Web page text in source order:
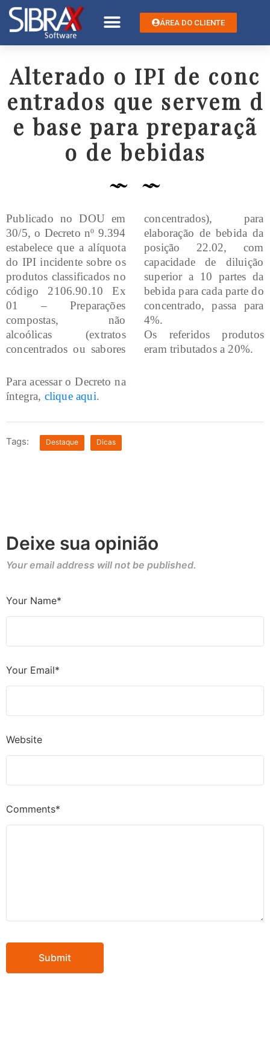
ÁREA DO CLIENTE
Alterado o IPI de conc
entrados que servem d
e base para preparaçã
o de bebidas
Publicado no DOU em
30/5, o Decreto nº 9.394
estabelece que a alíquota
do IPI incidente sobre os
produtos classificados no
código 2106.90.10 Ex
01 – Preparações
compostas, não
alcoólicas (extratos
concentrados ou sabores
concentrados), para
elaboração de bebida da
posição 22.02, com
capacidade de diluição
superior a 10 partes da
bebida para cada parte do
concentrado, passa para
4%.
Os referidos produtos
eram tributados a 20%.
Para acessar o Decreto na
íntegra, clique aqui.
Tags: Destaque Dicas
Deixe sua opinião
Your email address will not be published.
Comments*
Your Name*
Your Email*
Website